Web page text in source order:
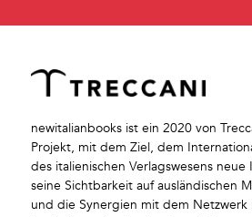
newitalianbooks ist ein 2020 von
Projekt, mit dem Ziel, dem
des italienischen Verlagswesens neue
seine Sichtbarkeit auf ausländischen
und die Synergien mit dem Netzwerk